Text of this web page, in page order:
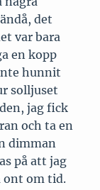
det
var bara
en kopp
hunnit
solljuset
jag fick
och ta en
dimman
på att jag
ont om tid.